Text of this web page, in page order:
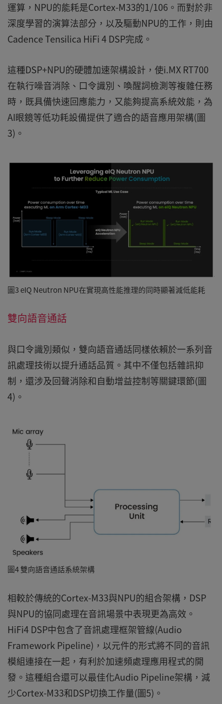
運算，NPU的能耗是Cortex-M33的1/106。而對於非
深度學習的演算法部分，以及驅動NPU的工作，則由
Cadence Tensilica HiFi 4 DSP完成。
這種DSP+NPU的硬體加速架構設計，使i.MX RT700
在執行噪音消除、口令識別、喚醒詞檢測等複雜任務
時，既具備快速回應能力，又能夠提高系統效能，為
AI眼鏡等低功耗設備提供了適合的語音應用架構(圖
3)。
圖3 eIQ Neutron NPU在實現高性能推理的同時顯著減低能耗
雙向語音通話
與口令識別類似，雙向語音通話同樣依賴於一系列音
訊處理技術以提升通話品質。其中不僅包括雜訊抑
制，還涉及回聲消除和自動增益控制等關鍵環節(圖
4)。
圖4 雙向語音通話系統架構
相較於傳統的Cortex-M33與NPU的組合架構，DSP
與NPU的協同處理在音訊場景中表現更為高效。
HiFi4 DSP中包含了音訊處理框架管線(Audio
Framework Pipeline)，以元件的形式將不同的音訊
模組連接在一起，有利於加速頻處理應用程式的開
發。這種組合還可以最佳化Audio Pipeline架構，減
少Cortex-M33和DSP切換工作量(圖5)。